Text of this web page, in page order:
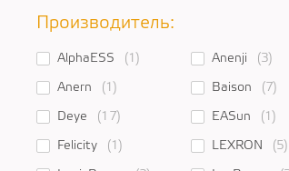
Производитель:
AlphaESS (1) Anenji (3)
Anern (1) Baison (7)
Deye (17) EASun (1)
Felicity (1) LEXRON (5)